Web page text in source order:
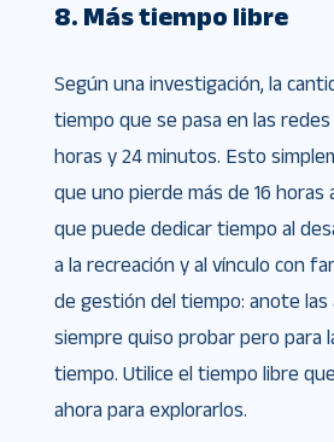
8. Más tiempo libre
Según una investigación, la
tiempo que se pasa en las redes
horas y 24 minutos. Esto
que uno pierde más de 16 horas
que puede dedicar tiempo al
a la recreación y al vínculo con
de gestión del tiempo: anote las
siempre quiso probar pero para
tiempo. Utilice el tiempo libre
ahora para explorarlos.